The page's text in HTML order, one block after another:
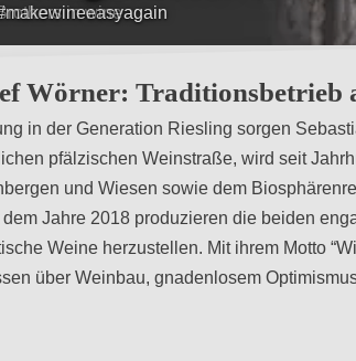
in wine
Wörner: Traditionsbetrieb
in der Generation Riesling sorgen
pfälzischen Weinstraße, wird seit
und Wiesen sowie dem
Jahre 2018 produzieren die beiden
Weine herzustellen. Mit ihrem Motto
über Weinbau, gnadenlosem